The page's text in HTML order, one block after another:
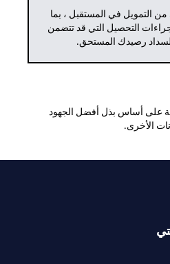
التمويل في المستقبل ، بما
التحصيل التي قد تتضمن
لسداد رصيدك المستحق.
على أساس بذل أفضل الجهود
الأخرى.